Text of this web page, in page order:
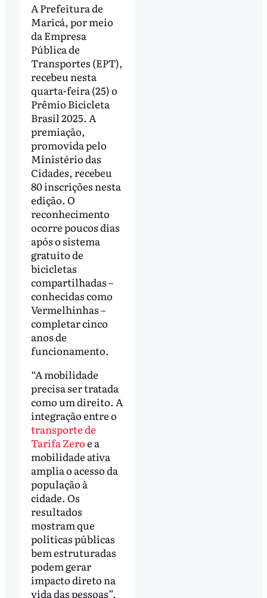
A Prefeitura de
Maricá, por meio
da Empresa
Pública de
Transportes (EPT),
recebeu nesta
quarta-feira (25) o
Prêmio Bicicleta
Brasil 2025. A
premiação,
promovida pelo
Ministério das
Cidades, recebeu
80 inscrições nesta
edição. O
reconhecimento
ocorre poucos dias
após o sistema
gratuito de
bicicletas
compartilhadas –
conhecidas como
Vermelhinhas –
completar cinco
anos de
funcionamento.
“A mobilidade
precisa ser tratada
como um direito. A
integração entre o
transporte de
Tarifa Zeroe a
mobilidade ativa
amplia o acesso da
população à
cidade. Os
resultados
mostram que
políticas públicas
bem estruturadas
podem gerar
impacto direto na
vida das pessoas”,